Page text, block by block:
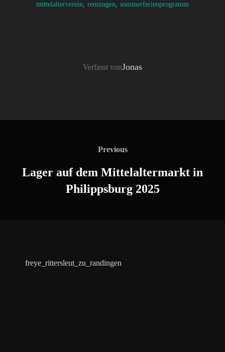
mittelalterverein, renningen, sommerferienprogramm
BEITRAGSAUTOR
Verfasst vonJonas
Previous
Previous
Lager auf dem Mittelaltermarkt in
Philippsburg 2025
freye_rittersleut_zu_randingen